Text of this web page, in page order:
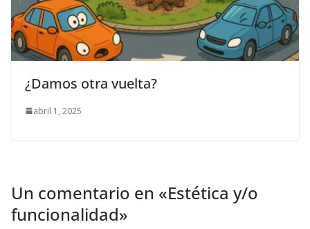
¿Damos otra vuelta?
abril 1, 2025
Un comentario en «Estética y/o
funcionalidad»